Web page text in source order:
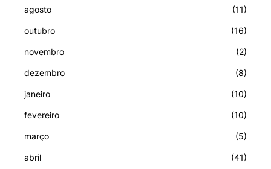
agosto (11)
outubro (16)
novembro (2)
dezembro (8)
janeiro (10)
fevereiro (10)
março (5)
abril (41)